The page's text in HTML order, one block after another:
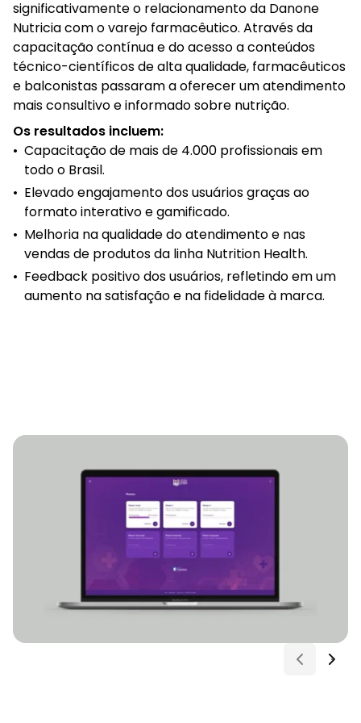
significativamente o relacionamento da Danone
Nutricia com o varejo farmacêutico. Através da
capacitação contínua e do acesso a conteúdos
técnico-científicos de alta qualidade, farmacêuticos
e balconistas passaram a oferecer um atendimento
mais consultivo e informado sobre nutrição.
Os resultados incluem:
• Capacitação de mais de 4.000 profissionais em
todo o Brasil.
• Elevado engajamento dos usuários graças ao
formato interativo e gamificado.
• Melhoria na qualidade do atendimento e nas
vendas de produtos da linha Nutrition Health.
• Feedback positivo dos usuários, refletindo em um
aumento na satisfação e na fidelidade à marca.